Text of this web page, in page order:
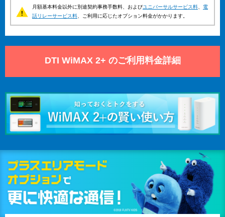
月額基本料金以外に別途契約事務手数料、およびユニバーサルサービス料
電
話リレーサービス料 、ご利用に応じたオプション料金がかかります。
DTI WiMAX 2+ のご利用料金詳細